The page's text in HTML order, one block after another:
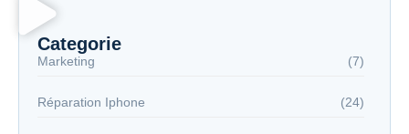
Categorie
Marketing (7)
Réparation Iphone (24)